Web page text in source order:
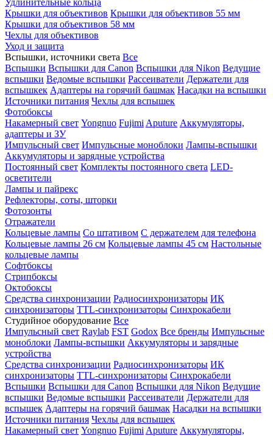
Удлинительные кольца
Крышки для объективов Крышки для объективов 55 мм
Крышки для объективов 58 мм
Чехлы для объективов
Уход и защита
Вспышки, источники света Все
Вспышки Вспышки для Canon Вспышки для Nikon Ведущие
вспышки Ведомые вспышки Рассеиватели Держатели для
вспышкек Адаптеры на горячий башмак Насадки на вспышки
Источники питания Чехлы для вспышек
Фотобоксы
Накамерный свет Yongnuo Fujimi Aputure Аккумуляторы,
адаптеры и ЗУ
Импульсный свет Импульсные моноблоки Лампы-вспышки
Аккумуляторы и зарядные устройства
Постоянный свет Комплекты постоянного света LED-
осветители
Лампы и пайрекс
Рефлекторы, соты, шторки
Фотозонты
Отражатели
Кольцевые лампы Со штативом С держателем для телефона
Кольцевые лампы 26 см Кольцевые лампы 45 см Настольные
кольцевые лампы
Софтбоксы
Стрипбоксы
Октобоксы
Средства синхронизации Радиосинхронизаторы ИК
синхронизаторы TTL-синхронизаторы Синхрокабели
Студийное оборудование Все
Импульсный свет Raylab FST Godox Все бренды Импульсные
моноблоки Лампы-вспышки Аккумуляторы и зарядные
устройства
Средства синхронизации Радиосинхронизаторы ИК
синхронизаторы TTL-синхронизаторы Синхрокабели
Вспышки Вспышки для Canon Вспышки для Nikon Ведущие
вспышки Ведомые вспышки Рассеиватели Держатели для
вспышек Адаптеры на горячий башмак Насадки на вспышки
Источники питания Чехлы для вспышек
Накамерный свет Yongnuo Fujimi Aputure Аккумуляторы,